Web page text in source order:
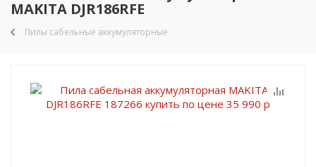
MAKITA DJR186RFE
Пилы сабельные аккумуляторные